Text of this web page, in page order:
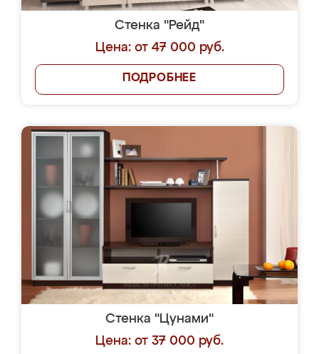
Стенка "Рейд"
Цена: от 47 000 руб.
ПОДРОБНЕЕ
Стенка "Цунами"
Цена: от 37 000 руб.